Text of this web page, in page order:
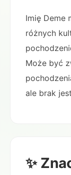
Imię Deme
różnych
Może być
ale brak
✨